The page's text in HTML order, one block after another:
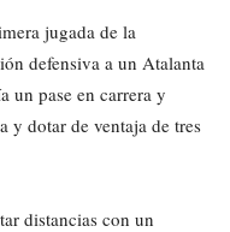
jugada de la
defensiva a un Atalanta
un pase en carrera y
y dotar de ventaja de tres
distancias con un